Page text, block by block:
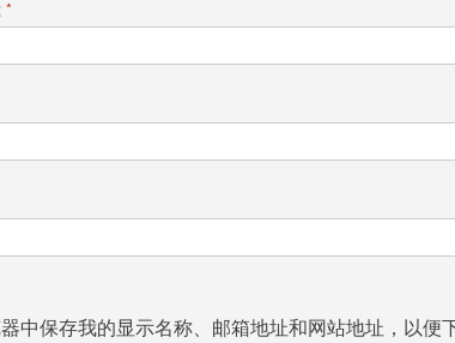
*
中保存我的显示名称、邮箱地址和网站地址，以便